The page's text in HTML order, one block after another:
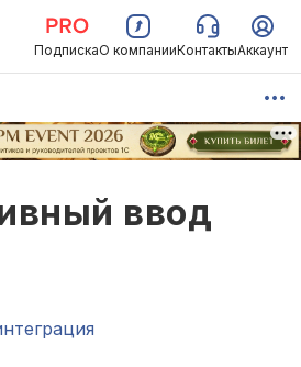
ПодпискаО компанииКонтактыАккаунт
ввод